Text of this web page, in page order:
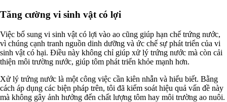
Tăng cường vi sinh vật có lợi
Việc bổ sung vi sinh vật có lợi vào ao cũng giúp hạn chế trứng nước,
vì chúng cạnh tranh nguồn dinh dưỡng và ức chế sự phát triển của vi
sinh vật có hại. Điều này không chỉ giúp xử lý trứng nước mà còn cải
thiện môi trường nước, giúp tôm phát triển khỏe mạnh hơn.
Xử lý trứng nước là một công việc cần kiên nhẫn và hiểu biết. Bằng
cách áp dụng các biện pháp trên, tôi đã kiểm soát hiệu quả vấn đề này
mà không gây ảnh hưởng đến chất lượng tôm hay môi trường ao nuôi.